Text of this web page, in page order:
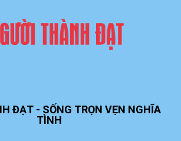
ĐẠT - SỐNG TRỌN VẸN NGHĨA
TÌNH